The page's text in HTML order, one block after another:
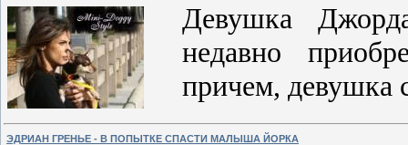
Девушка
недавно
причем, девушка
ЭДРИАН ГРЕНЬЕ - В ПОПЫТКЕ СПАСТИ МАЛЫША ЙОРКА